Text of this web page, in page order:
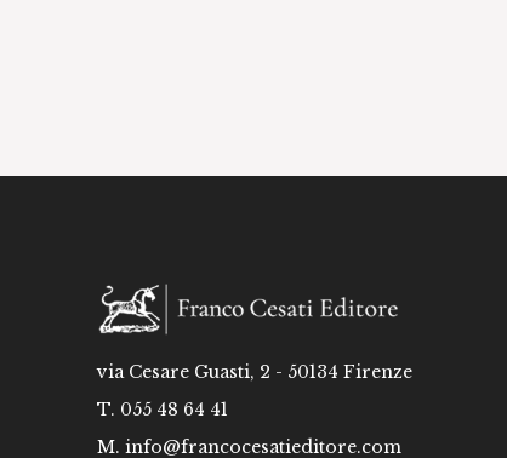
via Cesare Guasti, 2 - 50134 Firenze
T. 055 48 64 41
M. info@francocesatieditore.com